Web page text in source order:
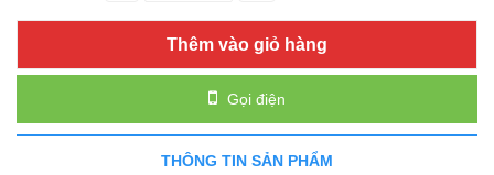
Thêm vào giỏ hàng
Gọi điện
THÔNG TIN SẢN PHẨM